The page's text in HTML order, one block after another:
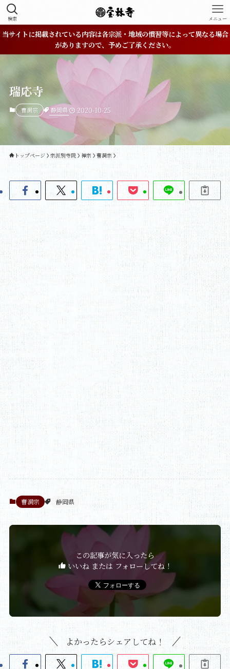
検索 メニュー
当サイトに掲載されている内容は各宗派・地域の慣習等によって異なる場合
がありますので、予めご了承ください。
瑞応寺
曹洞宗 静岡県 2020-10-25
トップページ 宗派別寺院 禅宗 曹洞宗
曹洞宗 静岡県
この記事が気に入ったら
いいね または フォローしてね！
よかったらシェアしてね！